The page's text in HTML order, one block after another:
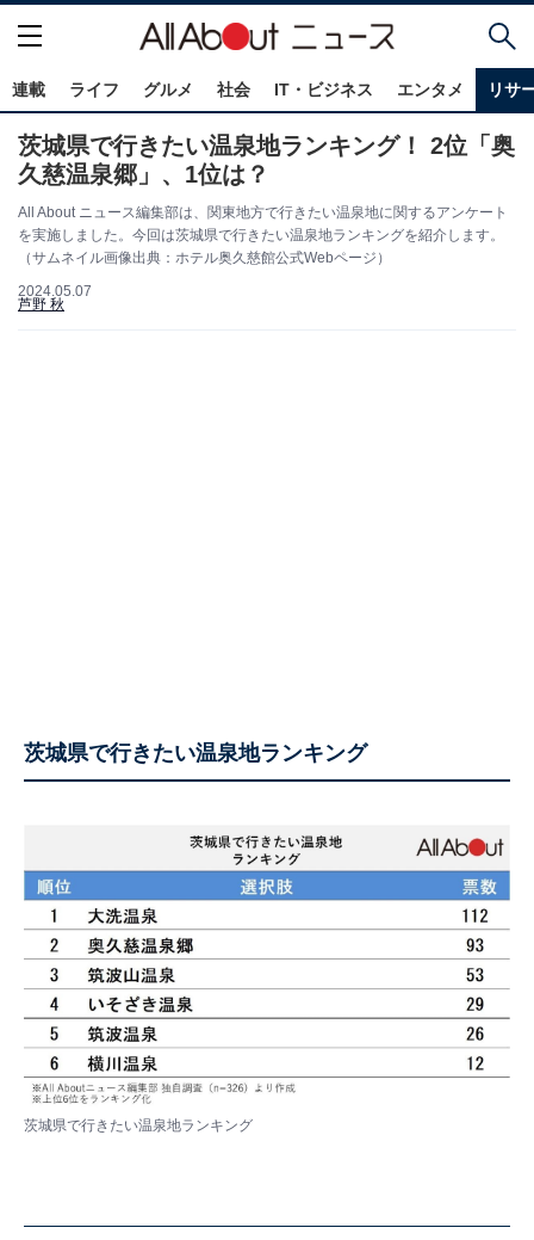
連載 ライフ グルメ 社会 IT・ビジネス エンタメ リサ
茨城県で行きたい温泉地ランキング！ 2位「奥
久慈温泉郷」、1位は？
All About ニュース編集部は、関東地方で行きたい温泉地に関するアンケート
を実施しました。今回は茨城県で行きたい温泉地ランキングを紹介します。
（サムネイル画像出典：ホテル奥久慈館公式Webページ）
2024.05.07
芦野 秋
茨城県で行きたい温泉地ランキング
茨城県で行きたい温泉地ランキング